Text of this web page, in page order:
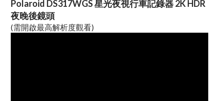
Polaroid DS317WGS 星光夜視行車記錄器 2K HDR
夜晚後鏡頭
(需開啟最高解析度觀看)